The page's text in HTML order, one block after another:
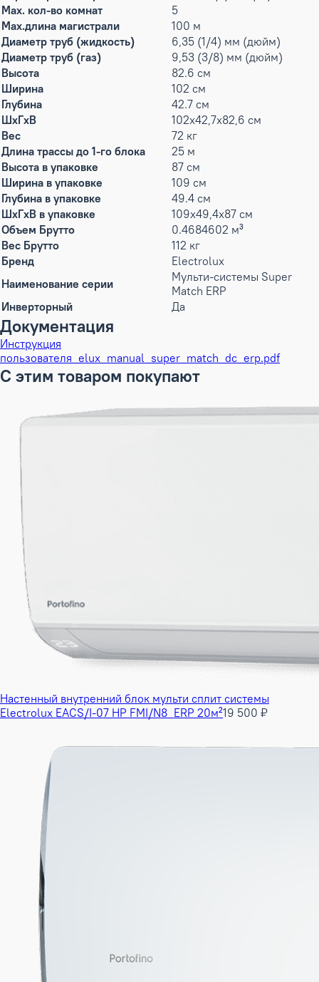
Max. кол-во комнат
5
Max.длина магистрали
100 м
Диаметр труб (жидкость)
6,35 (1/4) мм (дюйм)
Диаметр труб (газ)
9,53 (3/8) мм (дюйм)
Высота
82.6 см
Ширина
102 см
Глубина
42.7 см
ШxГxВ
102x42,7x82,6 см
Вес
72 кг
Длина трассы до 1-го блока
25 м
Высота в упаковке
87 см
Ширина в упаковке
109 см
Глубина в упаковке
49.4 см
ШxГxВ в упаковке
109x49,4x87 см
Объем Брутто
0.4684602 м³
Вес Брутто
112 кг
Бренд
Electrolux
Наименование серии
Мульти-системы Super
Match ERP
Инверторный
Да
Документация
Инструкция
пользователя_elux_manual_super_match_dc_erp.pdf
С этим товаром покупают
Настенный внутренний блок мульти сплит системы
Electrolux EACS/I-07 HP FMI/N8_ERP 20м²19 500 ₽